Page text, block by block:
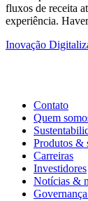
fluxos de receita
experiência.
Inovação
Contato
Quem
Produtos &
Carreiras
Investidores
Notícias &